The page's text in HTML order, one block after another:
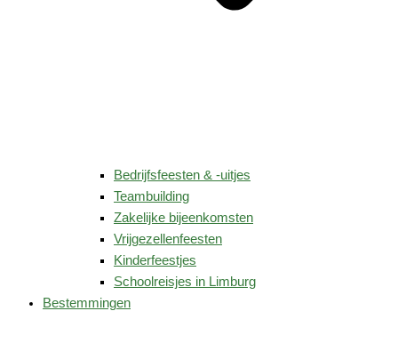
Bedrijfsfeesten & -uitjes
Teambuilding
Zakelijke bijeenkomsten
Vrijgezellenfeesten
Kinderfeestjes
Schoolreisjes in Limburg
Bestemmingen